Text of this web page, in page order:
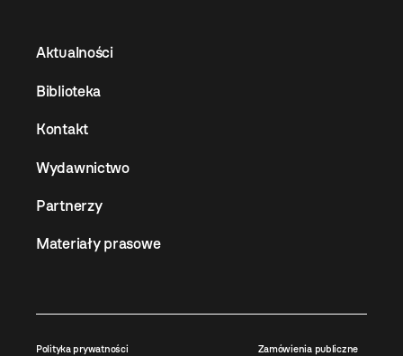
Aktualności
Biblioteka
Kontakt
Wydawnictwo
Partnerzy
Materiały prasowe
Polityka prywatności Zamówienia publiczne